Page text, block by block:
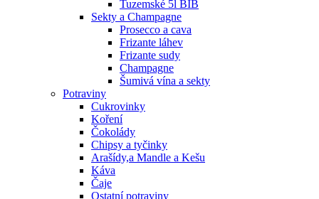
Tuzemské 5l BIB
Sekty a Champagne
Prosecco a cava
Frizante láhev
Frizante sudy
Champagne
Šumivá vína a sekty
Potraviny
Cukrovinky
Koření
Čokolády
Chipsy a tyčinky
Arašídy,a Mandle a Kešu
Káva
Čaje
Ostatní potraviny